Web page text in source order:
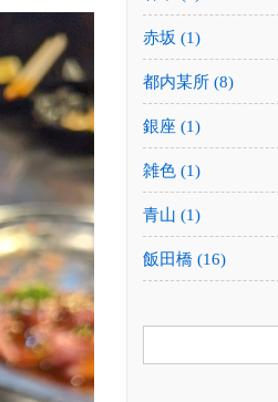
赤坂 (1)
都内某所 (8)
銀座 (1)
雑色 (1)
青山 (1)
飯田橋 (16)